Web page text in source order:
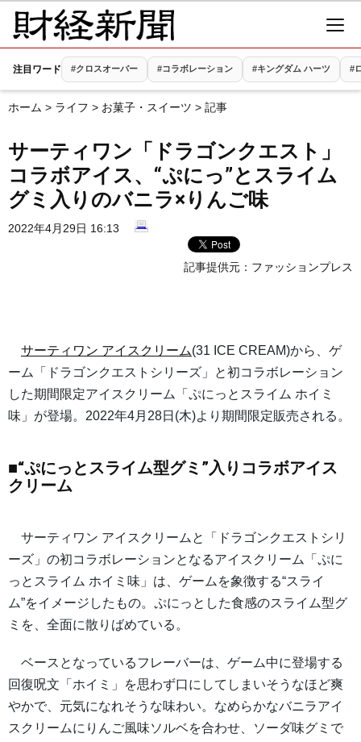
注目ワード #クロスオーバー #コラボレーション #キングダム ハーツ #
ホーム > ライフ > お菓子・スイーツ > 記事
サーティワン「ドラゴンクエスト」
コラボアイス、“ぷにっ”とスライム
グミ入りのバニラ×りんご味
2022年4月29日 16:13
記事提供元： ファッションプレス
サーティワン アイスクリーム(31 ICE CREAM)から、ゲ
ーム「ドラゴンクエストシリーズ」と初コラボレーション
した期間限定アイスクリーム「ぷにっとスライム ホイミ
味」が登場。2022年4月28日(木)より期間限定販売される。
■“ぷにっとスライム型グミ”入りコラボアイス
クリーム
サーティワン アイスクリームと「ドラゴンクエストシリ
ーズ」の初コラボレーションとなるアイスクリーム「ぷに
っとスライム ホイミ味」は、ゲームを象徴する“スライ
ム”をイメージしたもの。ぷにっとした食感のスライム型グ
ミを、全面に散りばめている。
ベースとなっているフレーバーは、ゲーム中に登場する
回復呪文「ホイミ」を思わず口にしてしまいそうなほど爽
やかで、元気になれそうな味わい。なめらかなバニラアイ
スクリームにりんご風味ソルベを合わせ、ソーダ味グミで